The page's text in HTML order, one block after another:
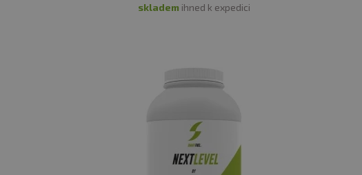
skladem ihned k expedici